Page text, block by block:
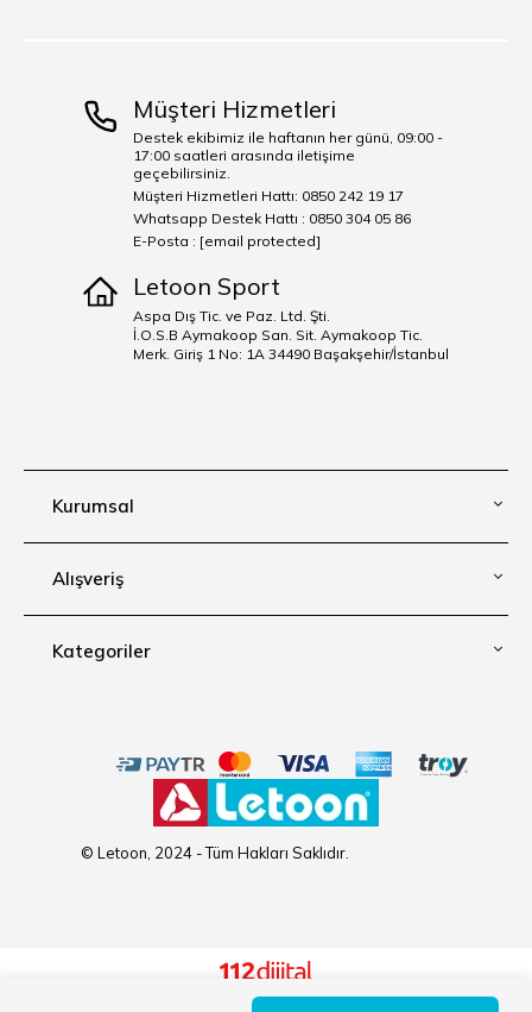
Kurumsal
Alışveriş
Kategoriler
Müşteri Hizmetleri
Destek ekibimiz ile haftanın her günü, 09:00 -
17:00 saatleri arasında iletişime
geçebilirsiniz.
Müşteri Hizmetleri Hattı: 0850 242 19 17
Whatsapp Destek Hattı : 0850 304 05 86
E-Posta : [email protected]
Letoon Sport
Aspa Dış Tic. ve Paz. Ltd. Şti.
İ.O.S.B Aymakoop San. Sit. Aymakoop Tic.
Merk. Giriş 1 No: 1A 34490 Başakşehir/İstanbul
© Letoon, 2024 - Tüm Hakları Saklıdır.